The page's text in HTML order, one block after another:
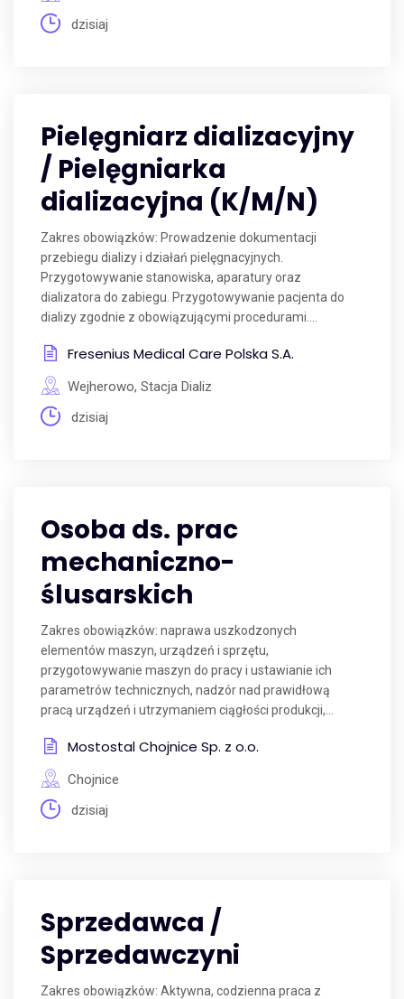
dzisiaj
Pielęgniarz dializacyjny
/ Pielęgniarka
dializacyjna (K/M/N)
Zakres obowiązków: Prowadzenie dokumentacji
przebiegu dializy i działań pielęgnacyjnych.
Przygotowywanie stanowiska, aparatury oraz
dializatora do zabiegu. Przygotowywanie pacjenta do
dializy zgodnie z obowiązującymi procedurami....
Fresenius Medical Care Polska S.A.
Wejherowo, Stacja Dializ
dzisiaj
Osoba ds. prac
mechaniczno-
ślusarskich
Zakres obowiązków: naprawa uszkodzonych
elementów maszyn, urządzeń i sprzętu,
przygotowywanie maszyn do pracy i ustawianie ich
parametrów technicznych, nadzór nad prawidłową
pracą urządzeń i utrzymaniem ciągłości produkcji,...
Mostostal Chojnice Sp. z o.o.
Chojnice
dzisiaj
Sprzedawca /
Sprzedawczyni
Zakres obowiązków: Aktywna, codzienna praca z